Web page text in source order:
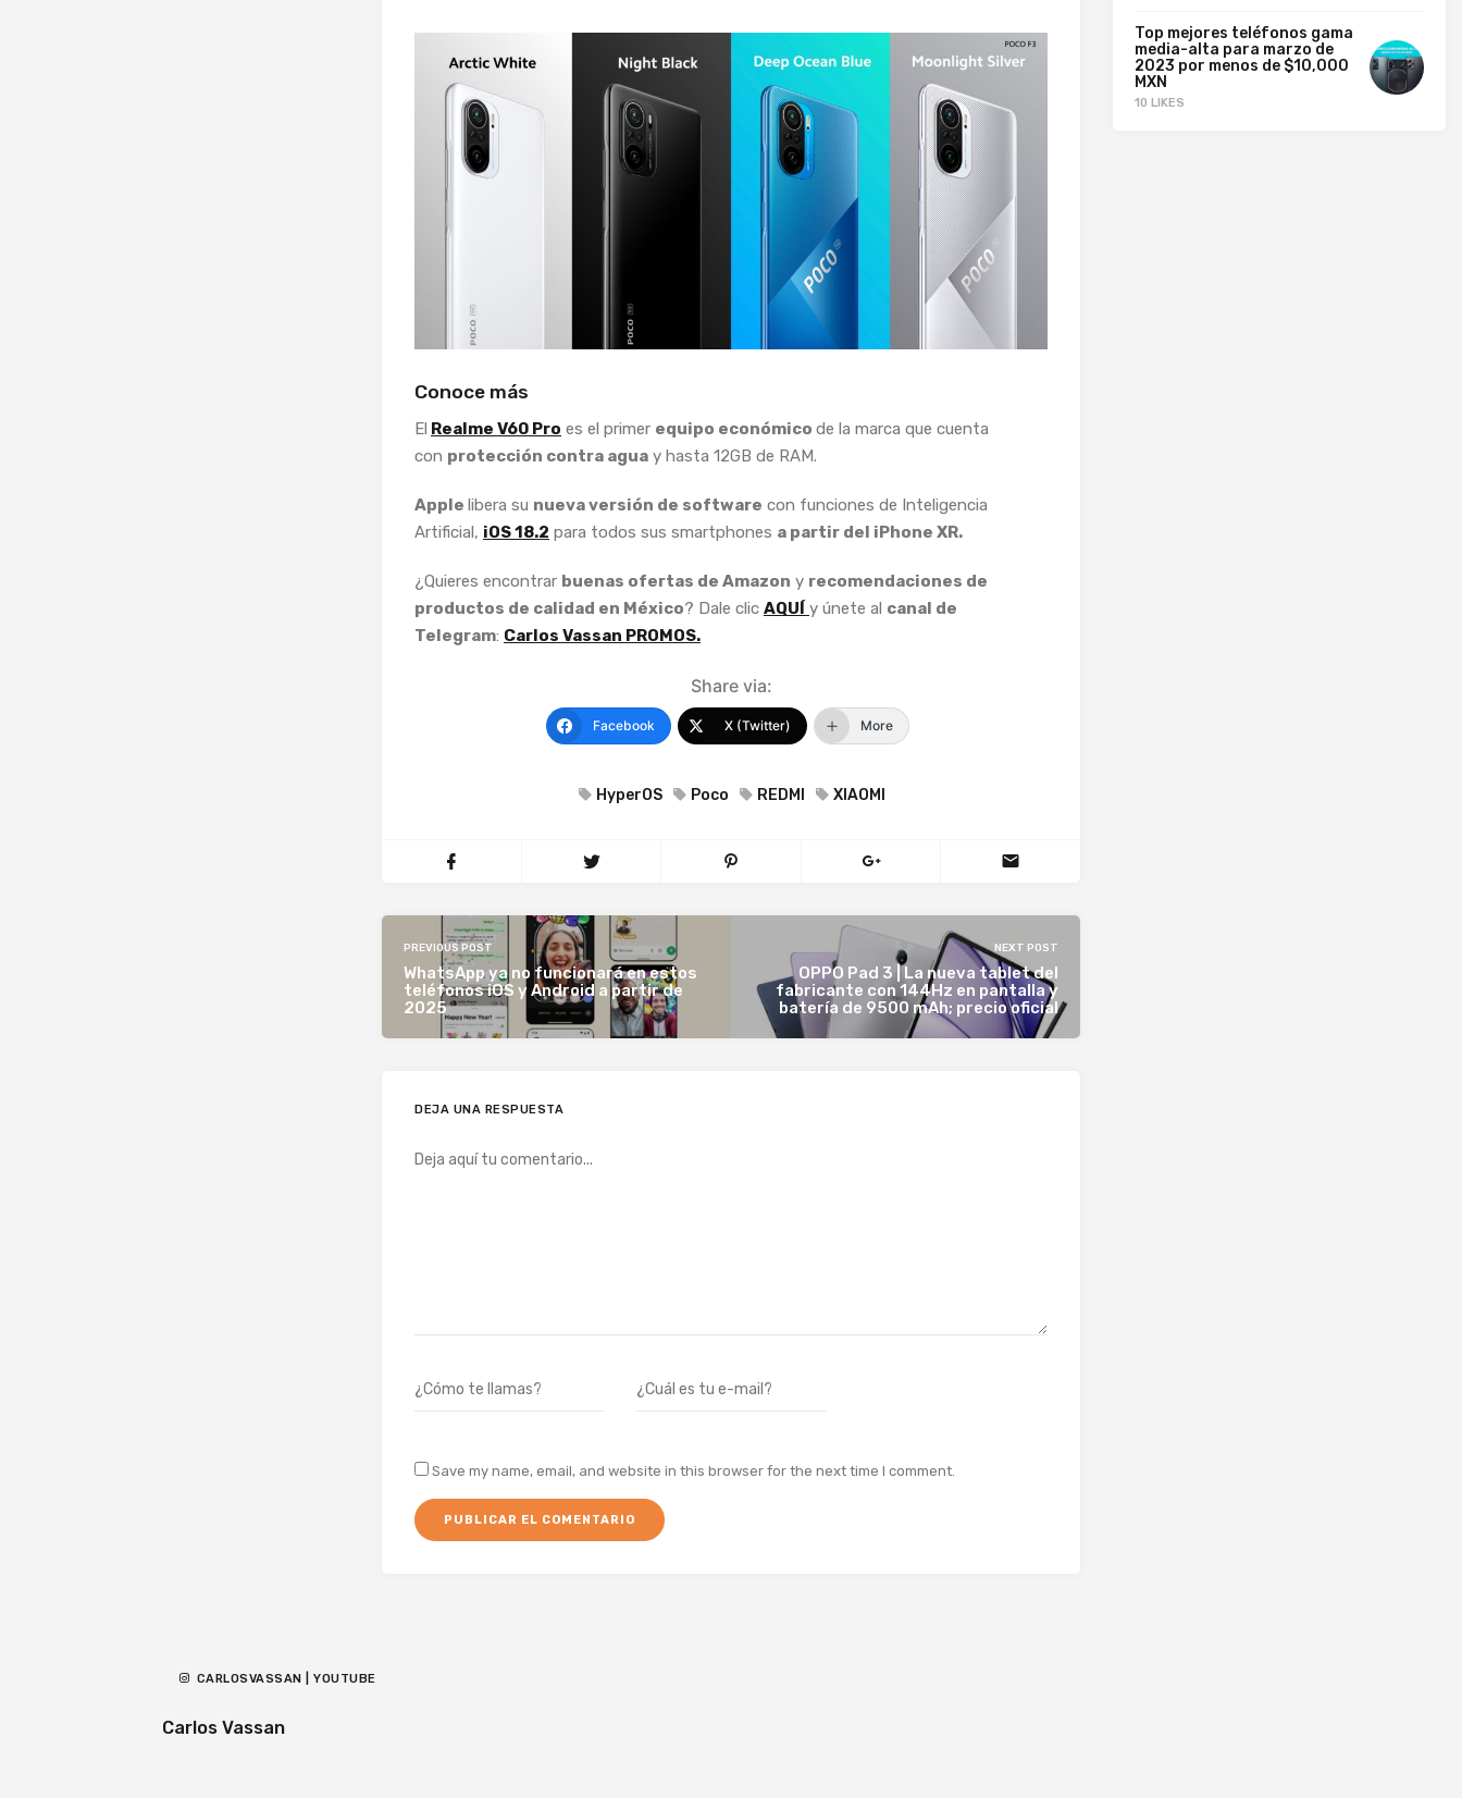
Conoce más
El Realme V60 Pro es el primer equipo económico de la marca que cuenta
con protección contra agua y hasta 12GB de RAM.
Apple libera su nueva versión de software con funciones de Inteligencia
Artificial, iOS 18.2 para todos sus smartphones a partir del iPhone XR.
¿Quieres encontrar buenas ofertas de Amazon y recomendaciones de
productos de calidad en México? Dale clic AQUÍ y únete al canal de
Telegram: Carlos Vassan PROMOS.
Share via:
Facebook X (Twitter) More
HyperOS Poco REDMI XIAOMI
PREVIOUS POST
WhatsApp ya no funcionará en estos
teléfonos iOS y Android a partir de
2025
NEXT POST
OPPO Pad 3 | La nueva tablet del
fabricante con 144Hz en pantalla y
batería de 9500 mAh; precio oficial
DEJA UNA RESPUESTA
Save my name, email, and website in this browser for the next time I comment.
Top mejores teléfonos gama
media-alta para marzo de
2023 por menos de $10,000
MXN
10 LIKES
CARLOSVASSAN | YOUTUBE
Carlos Vassan